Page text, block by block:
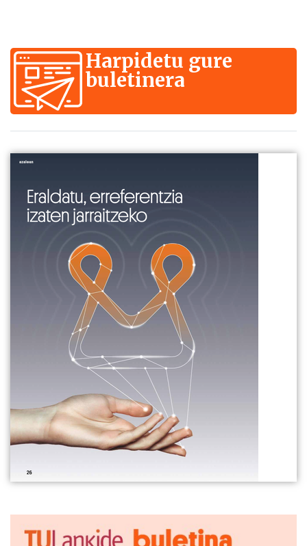
Harpidetu gure
buletinera